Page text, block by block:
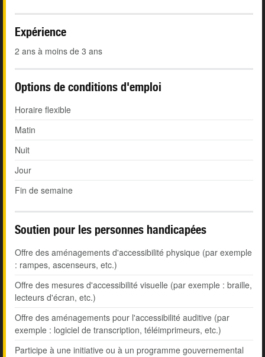
Expérience
2 ans à moins de 3 ans
Options de conditions d'emploi
Horaire flexible
Matin
Nuit
Jour
Fin de semaine
Soutien pour les personnes handicapées
Offre des aménagements d'accessibilité physique (par exemple
: rampes, ascenseurs, etc.)
Offre des mesures d'accessibilité visuelle (par exemple : braille,
lecteurs d'écran, etc.)
Offre des aménagements pour l'accessibilité auditive (par
exemple : logiciel de transcription, téléimprimeurs, etc.)
Participe à une initiative ou à un programme gouvernemental